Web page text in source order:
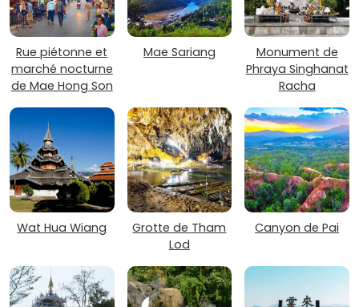
Rue piétonne et
marché nocturne
de Mae Hong Son
Mae Sariang
Monument de
Phraya Singhanat
Racha
Wat Hua Wiang
Grotte de Tham
Lod
Canyon de Pai